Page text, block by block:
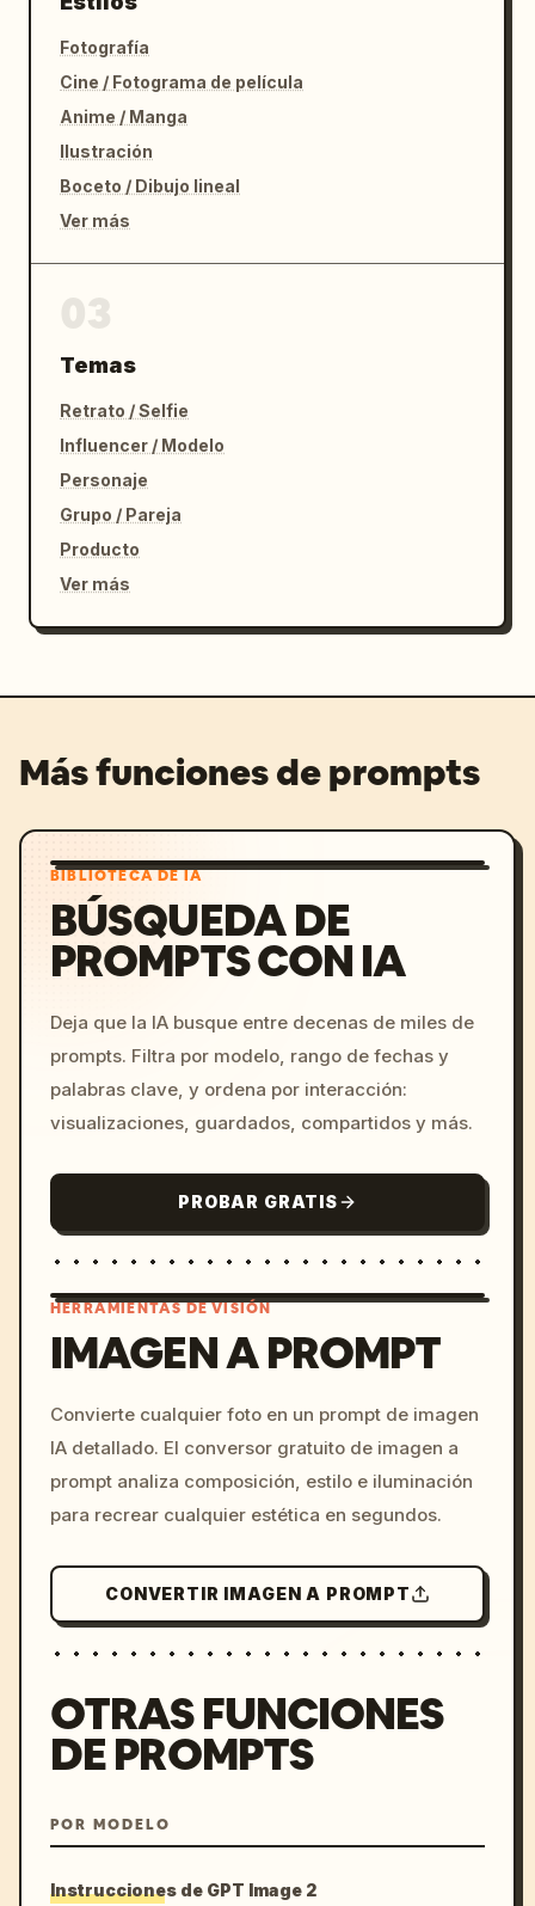
Fotografía
Cine / Fotograma de película
Anime / Manga
Ilustración
Boceto / Dibujo lineal
Ver más
Temas
Retrato / Selfie
Influencer / Modelo
Personaje
Grupo / Pareja
Producto
Ver más
Más funciones de prompts
BIBLIOTECA DE IA
BÚSQUEDA DE
PROMPTS CON IA
Deja que la IA busque entre decenas de miles de
prompts. Filtra por modelo, rango de fechas y
palabras clave, y ordena por interacción:
visualizaciones, guardados, compartidos y más.
PROBAR GRATIS
c, cyberpunk sunset, neon
colors, 8k --v 6.0
HERRAMIENTAS DE VISIÓN
IMAGEN A PROMPT
Convierte cualquier foto en un prompt de imagen
IA detallado. El conversor gratuito de imagen a
prompt analiza composición, estilo e iluminación
para recrear cualquier estética en segundos.
CONVERTIR IMAGEN A PROMPT
OTRAS FUNCIONES
DE PROMPTS
POR MODELO
Instrucciones de GPT Image 2